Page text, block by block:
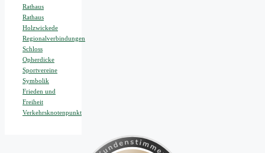
Rathaus
Rathaus
Holzwickede
Regionalverbindungen
Schloss
Opherdicke
Sportvereine
Symbolik
Frieden und
Freiheit
Verkehrsknotenpunkt